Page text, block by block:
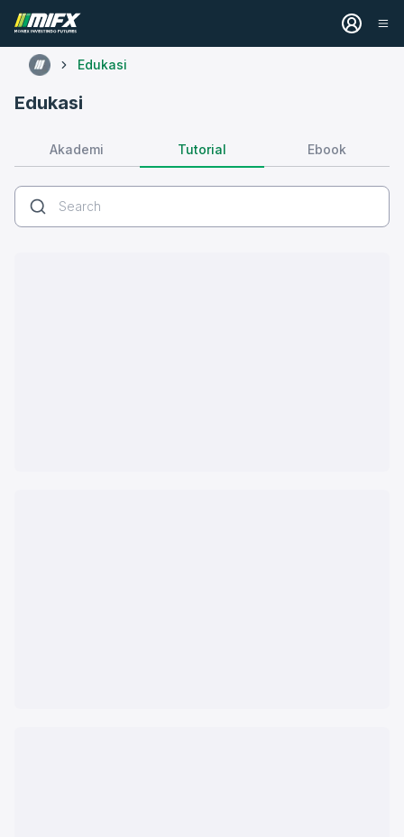
Edukasi
Edukasi
Akademi Tutorial Ebook